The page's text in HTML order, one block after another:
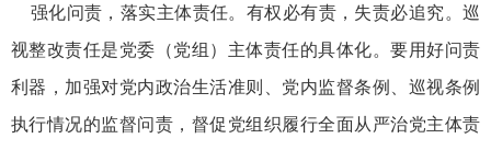
强化问责，落实主体责任。有权必有责，失责必追究。巡
视整改责任是党委（党组）主体责任的具体化。要用好问责
利器，加强对党内政治生活准则、党内监督条例、巡视条例
执行情况的监督问责，督促党组织履行全面从严治党主体责